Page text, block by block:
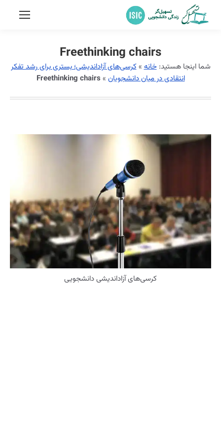
Freethinking chairs
شما اینجا هستید:خانه»کرسی‌های آزاداندیشی؛ بستری برای رشد تفکر
انتقادی در میان دانشجویان »
Freethinking chairs
کرسی‌های آزاداندیشی دانشجویی